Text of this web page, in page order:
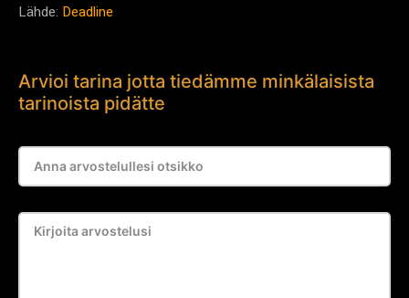
Lähde: Deadline
Arvioi tarina jotta tiedämme minkälaisista
tarinoista pidätte